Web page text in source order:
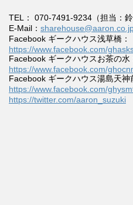
TEL： 070-7491-9234（担当：鈴
E-Mail：
Facebook ギークハウス浅草橋：
https://www.facebook.com/
Facebook ギークハウスお茶の水
https://www.facebook.com/
Facebook ギークハウス湯島天神
https://www.facebook.com/
https://twitter.com/aaron_suzuki